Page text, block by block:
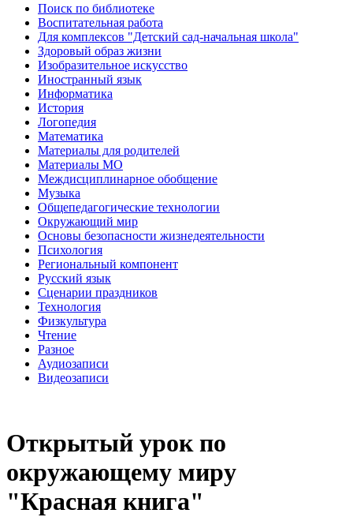
Поиск по библиотеке
Воспитательная работа
Для комплексов "Детский сад-начальная школа"
Здоровый образ жизни
Изобразительное искусство
Иностранный язык
Информатика
История
Логопедия
Математика
Материалы для родителей
Материалы МО
Междисциплинарное обобщение
Музыка
Общепедагогические технологии
Окружающий мир
Основы безопасности жизнедеятельности
Психология
Региональный компонент
Русский язык
Сценарии праздников
Технология
Физкультура
Чтение
Разное
Аудиозаписи
Видеозаписи
Открытый урок по
окружающему миру
"Красная книга"